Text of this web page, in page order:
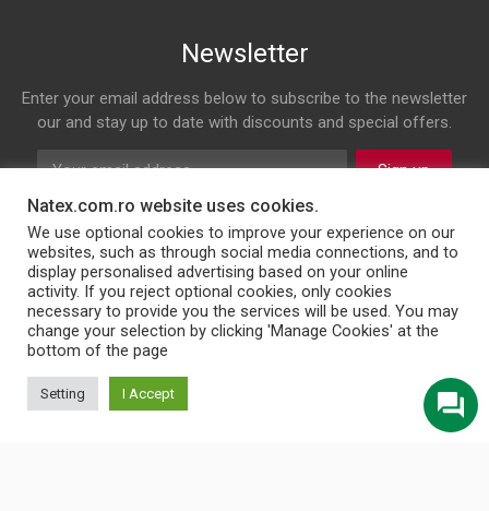
Newsletter
Enter your email address below to subscribe to the newsletter
our and stay up to date with discounts and special offers.
Sign up
Follow us on
FacebookTwitterInstagramLinkedIn
© 2026 NATEX INT SRL
Natex.com.ro website uses cookies.
We use optional cookies to improve your experience on our
websites, such as through social media connections, and to
display personalised advertising based on your online
activity. If you reject optional cookies, only cookies
necessary to provide you the services will be used. You may
change your selection by clicking 'Manage Cookies' at the
bottom of the page
Setting I Accept